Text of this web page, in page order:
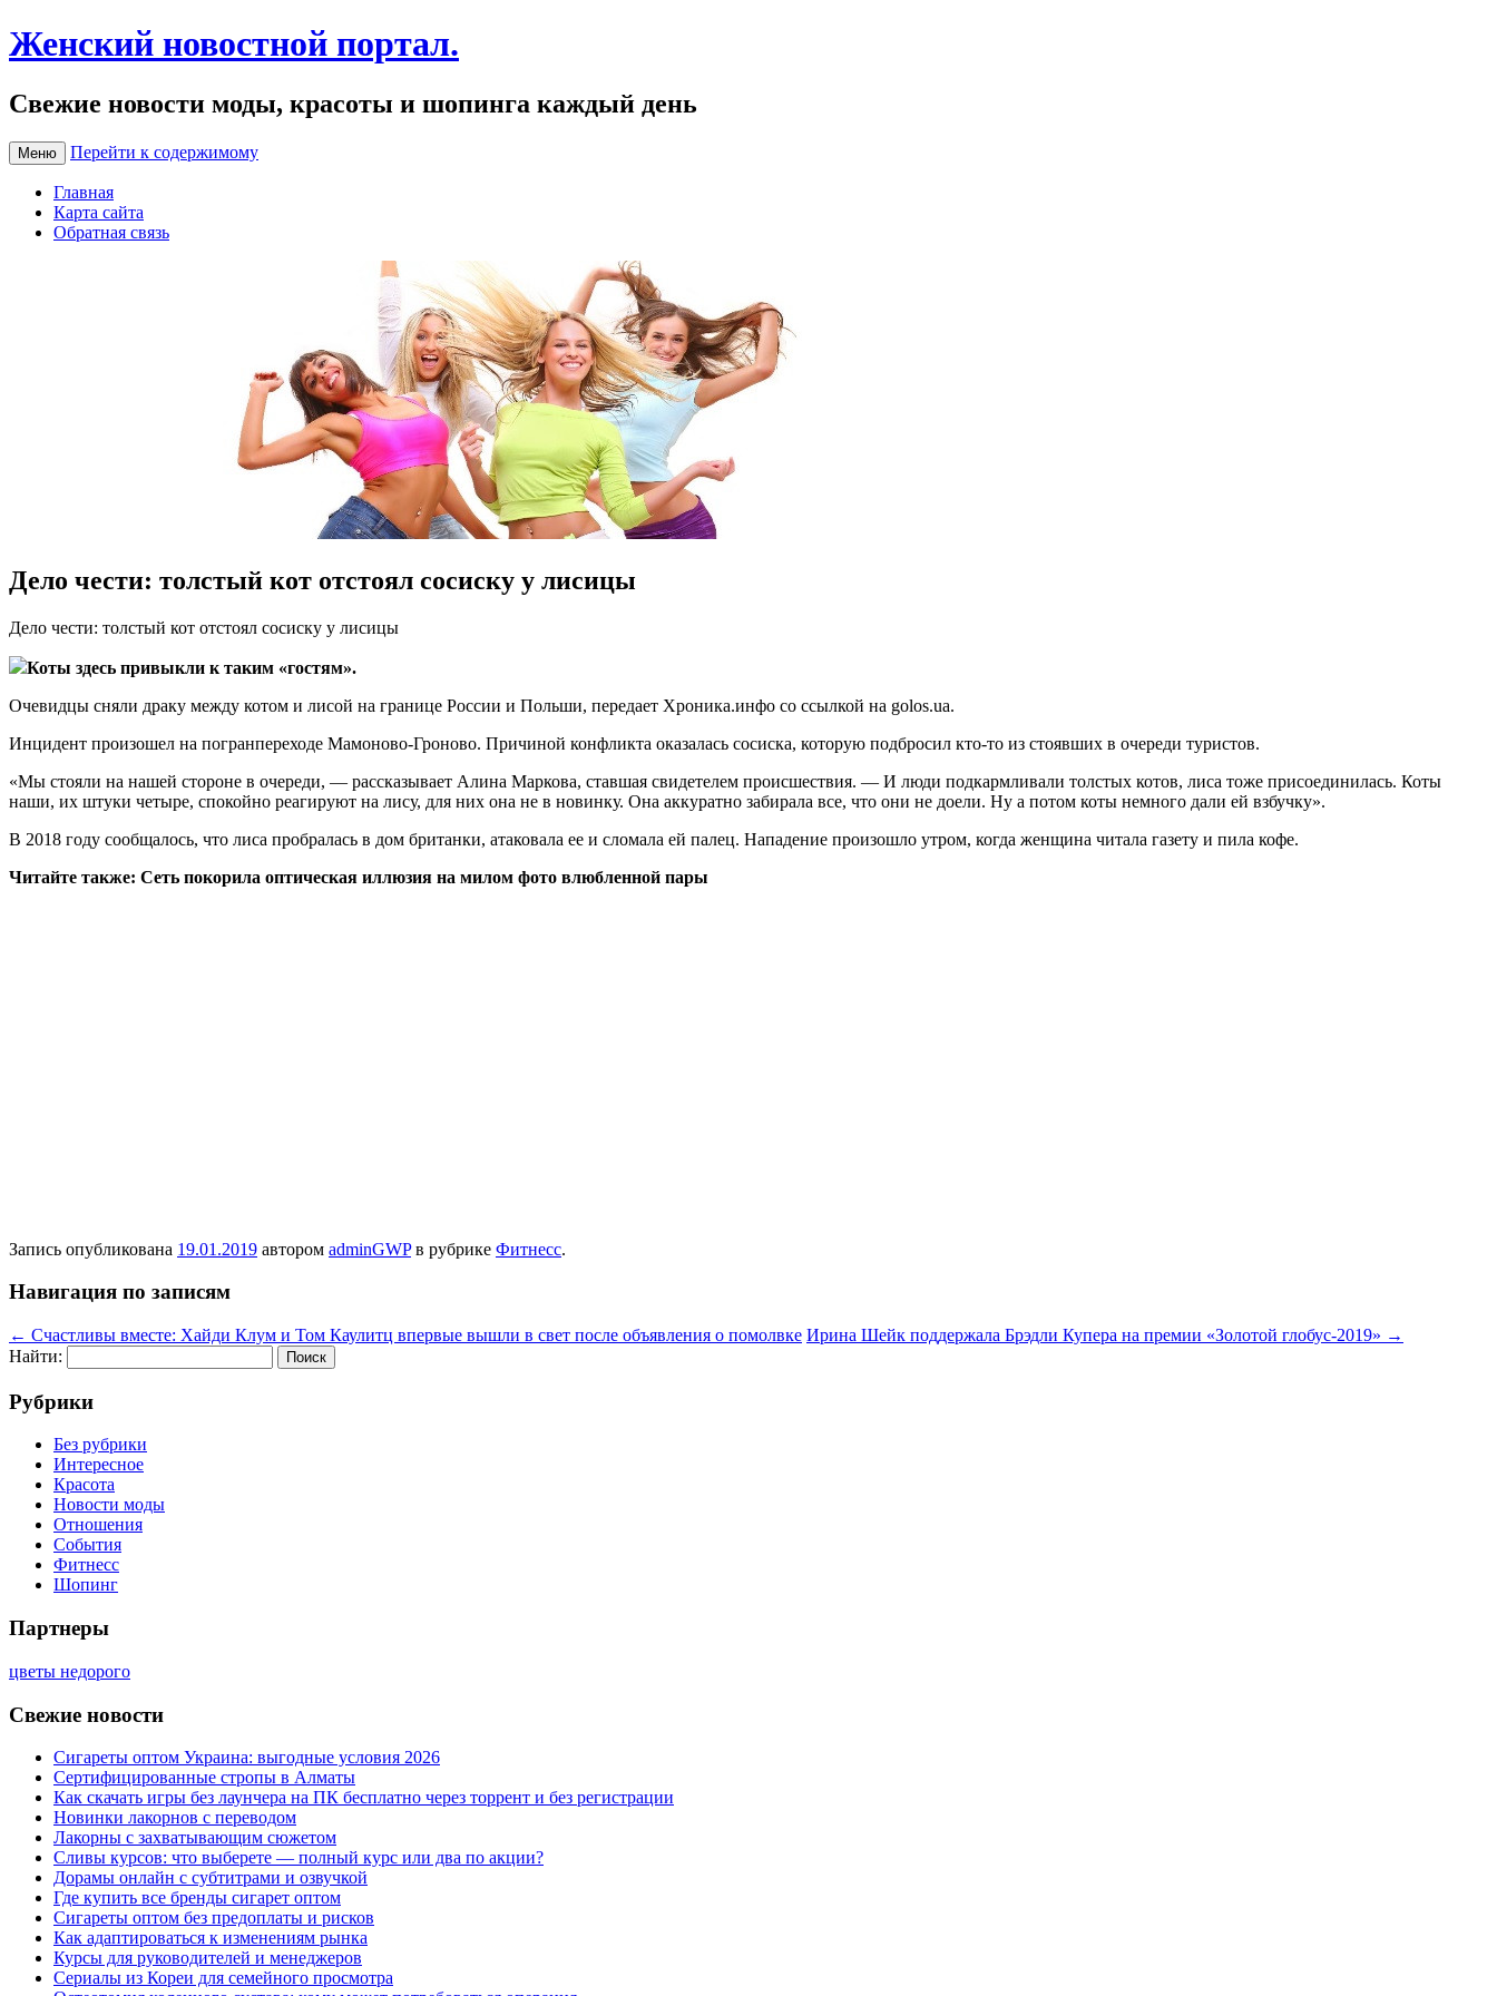
Женский новостной портал.
Свежие новости моды, красоты и шопинга каждый день
Меню Перейти к содержимому
Главная
Карта сайта
Обратная связь
Дело чести: толстый кот отстоял сосиску у лисицы
Дeлo чeсти: толстый кот отстоял сосиску у лисицы
Коты здесь привыкли к таким «гостям».
Очевидцы сняли драку между котом и лисой на границе России и Польши, передает Хроника.инфо со ссылкой на golos.ua.
Инцидент произошел на погранпереходе Мамоново-Гроново. Причиной конфликта оказалась сосиска, которую подбросил кто-то из стоявших в очереди туристов.
«Мы стояли на нашей стороне в очереди, — рассказывает Алина Маркова, ставшая свидетелем происшествия. — И люди подкармливали толстых котов, лиса тоже присоединилась. Коты
наши, их штуки четыре, спокойно реагируют на лису, для них она не в новинку. Она аккуратно забирала все, что они не доели. Ну а потом коты немного дали ей взбучку».
В 2018 году сообщалось, что лиса пробралась в дом британки, атаковала ее и сломала ей палец. Нападение произошло утром, когда женщина читала газету и пила кофе.
Читайте также: Сеть покорила оптическая иллюзия на милом фото влюбленной пары
Запись опубликована 19.01.2019 автором adminGWPв рубрике Фитнесс.
Навигация по записям
← Счастливы вместе: Хайди Клум и Том Каулитц впервые вышли в свет после объявления о помолвке Ирина Шейк поддержала Брэдли Купера на премии «Золотой глобус-2019» →
Найти:
Рубрики
Без рубрики
Интересное
Красота
Новости моды
Отношения
События
Фитнесс
Шопинг
Партнеры
цветы недорого
Свежие новости
Сигареты оптом Украина: выгодные условия 2026
Сертифицированные стропы в Алматы
Как скачать игры без лаунчера на ПК бесплатно через торрент и без регистрации
Новинки лакорнов с переводом
Лакорны с захватывающим сюжетом
Сливы курсов: что выберете — полный курс или два по акции?
Дорамы онлайн с субтитрами и озвучкой
Где купить все бренды сигарет оптом
Сигареты оптом без предоплаты и рисков
Как адаптироваться к изменениям рынка
Курсы для руководителей и менеджеров
Сериалы из Кореи для семейного просмотра